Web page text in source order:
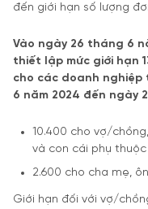
đến giới hạn số lượng
Vào ngày 26 tháng 6
thiết lập mức giới hạn
cho các doanh
6 năm 2024 đến ngày
10.400 cho vợ/
và con cái phụ
2.600 cho cha mẹ,
Giới hạn đối với vợ/